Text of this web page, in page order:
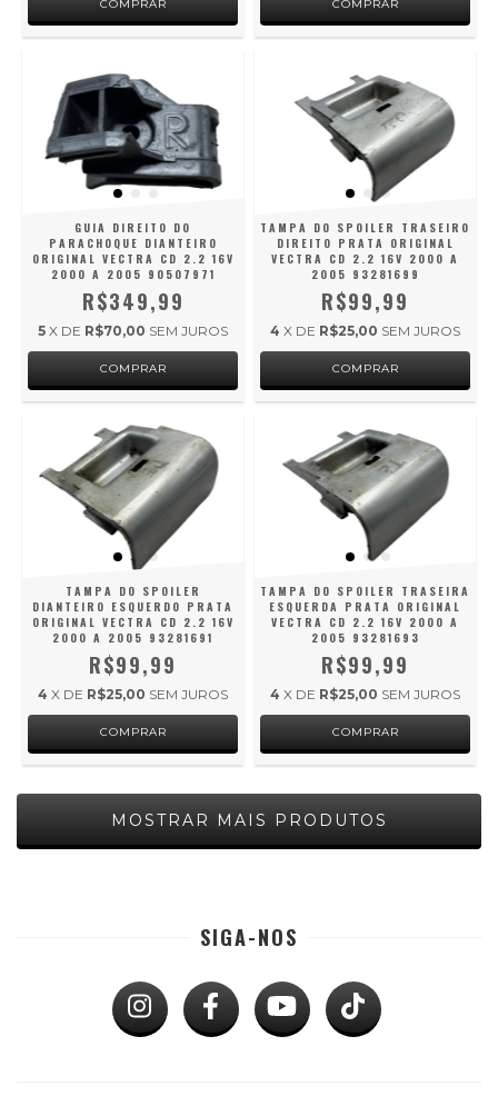
GUIA DIREITO DO
PARACHOQUE DIANTEIRO
ORIGINAL VECTRA CD 2.2 16V
2000 A 2005 90507971
R$349,99
5 X DE R$70,00 SEM JUROS
TAMPA DO SPOILER TRASEIRO
DIREITO PRATA ORIGINAL
VECTRA CD 2.2 16V 2000 A
2005 93281699
R$99,99
4 X DE R$25,00 SEM JUROS
TAMPA DO SPOILER
DIANTEIRO ESQUERDO PRATA
ORIGINAL VECTRA CD 2.2 16V
2000 A 2005 93281691
R$99,99
4 X DE R$25,00 SEM JUROS
TAMPA DO SPOILER TRASEIRA
ESQUERDA PRATA ORIGINAL
VECTRA CD 2.2 16V 2000 A
2005 93281693
R$99,99
4 X DE R$25,00 SEM JUROS
MOSTRAR MAIS PRODUTOS
SIGA-NOS